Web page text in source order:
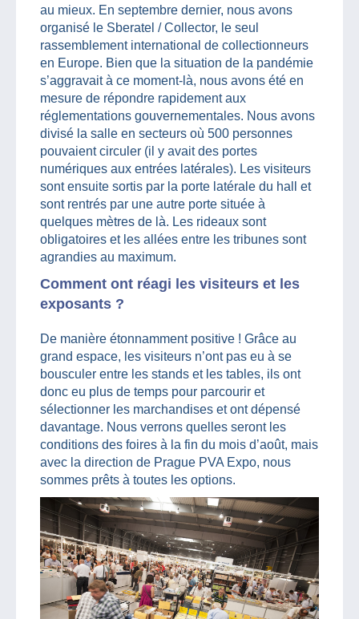
au mieux. En septembre dernier, nous avons
organisé le Sberatel / Collector, le seul
rassemblement international de collectionneurs
en Europe. Bien que la situation de la pandémie
s’aggravait à ce moment-là, nous avons été en
mesure de répondre rapidement aux
réglementations gouvernementales. Nous avons
divisé la salle en secteurs où 500 personnes
pouvaient circuler (il y avait des portes
numériques aux entrées latérales). Les visiteurs
sont ensuite sortis par la porte latérale du hall et
sont rentrés par une autre porte située à
quelques mètres de là. Les rideaux sont
obligatoires et les allées entre les tribunes sont
agrandies au maximum.
Comment ont réagi les visiteurs et les
exposants ?
De manière étonnamment positive ! Grâce au
grand espace, les visiteurs n’ont pas eu à se
bousculer entre les stands et les tables, ils ont
donc eu plus de temps pour parcourir et
sélectionner les marchandises et ont dépensé
davantage. Nous verrons quelles seront les
conditions des foires à la fin du mois d’août, mais
avec la direction de Prague PVA Expo, nous
sommes prêts à toutes les options.